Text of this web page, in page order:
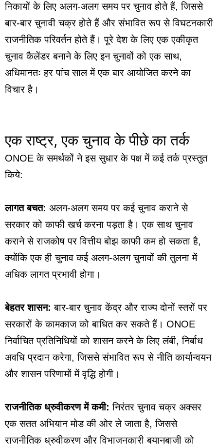
निकायों के लिए अलग-अलग समय पर चुनाव होते हैं, जिससे
बार-बार चुनावी चक्र होते हैं और संभावित रूप से विघटनकारी
राजनीतिक परिवर्तन होते हैं। पूरे देश के लिए एक एकीकृत
चुनाव कैलेंडर बनाने के लिए इन चुनावों को एक साथ,
अधिमानतः हर पांच साल में एक बार आयोजित करने का
विचार है।
एक राष्ट्र, एक चुनाव के पीछे का तर्क
ONOE के समर्थकों ने इस सुधार के पक्ष में कई तर्क प्रस्तुत
किये:
लागत बचत: अलग-अलग समय पर कई चुनाव कराने से
सरकार को काफी खर्च करना पड़ता है। एक साथ चुनाव
कराने से राजकोष पर वित्तीय बोझ काफी कम हो सकता है,
क्योंकि एक ही चुनाव कई अलग-अलग चुनावों की तुलना में
अधिक लागत प्रभावी होगा।
बेहतर शासन: बार-बार चुनाव केंद्र और राज्य दोनों स्तरों पर
सरकारों के कामकाज को बाधित कर सकते हैं। ONOE
निर्वाचित प्रतिनिधियों को शासन करने के लिए लंबी, निर्बाध
अवधि प्रदान करेगा, जिससे संभावित रूप से नीति कार्यान्वयन
और शासन परिणामों में वृद्धि होगी।
राजनीतिक ध्रुवीकरण में कमी: निरंतर चुनाव चक्र अक्सर
एक सतत अभियान मोड की ओर ले जाता है, जिससे
राजनीतिक ध्रुवीकरण और विभाजनकारी बयानबाजी को